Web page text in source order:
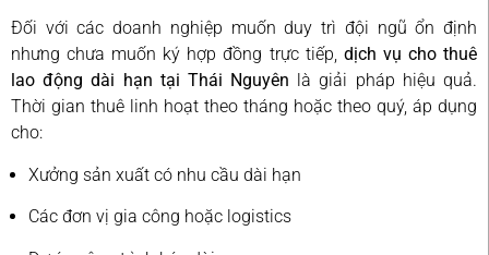
Đối với các doanh nghiệp muốn duy trì đội ngũ ổn định
nhưng chưa muốn ký hợp đồng trực tiếp, dịch vụ cho thuê
lao động dài hạn tại Thái Nguyên là giải pháp hiệu quả.
Thời gian thuê linh hoạt theo tháng hoặc theo quý, áp dụng
cho:
Xưởng sản xuất có nhu cầu dài hạn
Các đơn vị gia công hoặc logistics